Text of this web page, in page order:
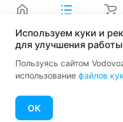
Используем куки и
для улучшения работы
Пользуясь сайтом
использование файлов
ОК